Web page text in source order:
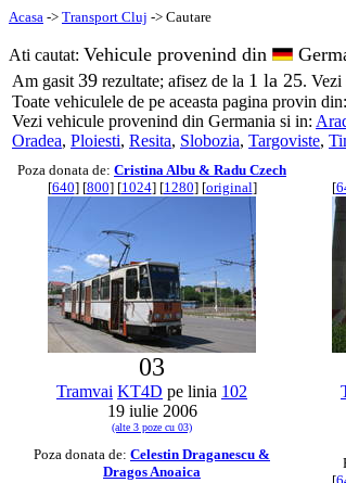
Acasa -> Transport Cluj -> Cautare
Ati cautat: Vehicule provenind din
Am gasit 39 rezultate; afisez de la 1 la 25. Vezi
Toate vehiculele de pe aceasta pagina provin din:
Vezi vehicule provenind din Germania si in:
Oradea, Ploiesti, Resita, Slobozia, Targoviste,
Poza donata de: Cristina Albu & Radu Czech
[640] [800] [1024] [1280] [original]
03
Tramvai KT4D pe linia 102
19 iulie 2006
(alte 3 poze cu 03)
[
Poza donata de: Celestin Draganescu &
Dragos Anoaica